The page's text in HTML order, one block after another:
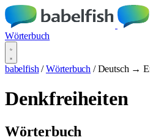
Wörterbuch
babelfish / Wörterbuch / Deutsch →
Denkfreiheiten
Wörterbuch